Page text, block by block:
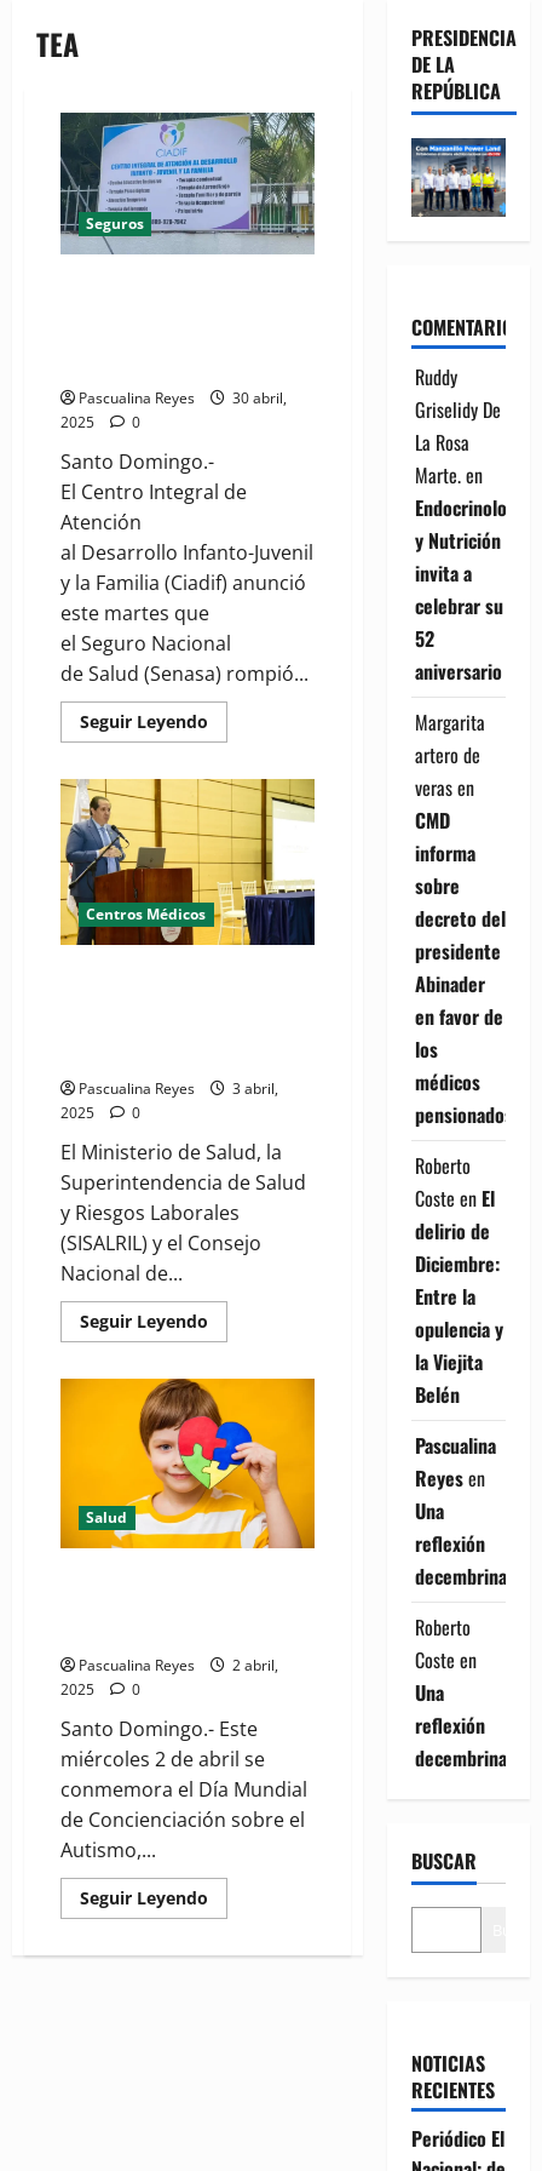
TEA
Seguros
Pascualina Reyes
30 abril,
2025
0
Santo Domingo.-
El Centro Integral de
Atención
al Desarrollo Infanto-Juvenil
y la Familia (Ciadif) anunció
este martes que
el Seguro Nacional
de Salud (Senasa) rompió...
Seguir Leyendo
more
Ciadif
afirma
Senasa
le
la
cobertura
a
terapias
Centros Médicos
Pascualina Reyes
3 abril,
2025
0
El Ministerio de Salud, la
Superintendencia de Salud
y Riesgos Laborales
(SISALRIL) y el Consejo
Nacional de...
Seguir Leyendo
more
Atallah
afirma
trabajan
para
ofrecer
cobertura
y
tratamientos
personas
Salud
Pascualina Reyes
2 abril,
2025
0
Santo Domingo.- Este
miércoles 2 de abril se
conmemora el Día Mundial
de Concienciación sobre el
Autismo,...
Seguir Leyendo
more
Mundial
PRESIDENCIA
DE LA
REPÚBLICA
COMENTARIOS
Ruddy
Griselidy De
La Rosa
Marte.en
Endocrinología
y Nutrición
invita a
celebrar su
52
aniversario
Margarita
artero de
verasen
CMD
informa
sobre
decreto del
presidente
Abinader
en favor de
los
médicos
pensionados
Roberto
Coste en El
delirio de
Diciembre:
Entre la
opulencia y
la Viejita
Belén
Pascualina
Reyesen
Una
reflexión
decembrina
Roberto
Coste en
Una
reflexión
decembrina
BUSCAR
NOTICIAS
RECIENTES
Periódico El